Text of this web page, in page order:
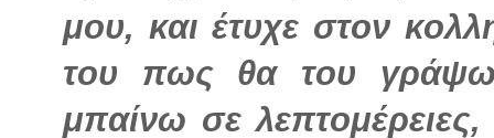
μου, και έτυχε στον
του πως θα του γράψω
μπαίνω σε